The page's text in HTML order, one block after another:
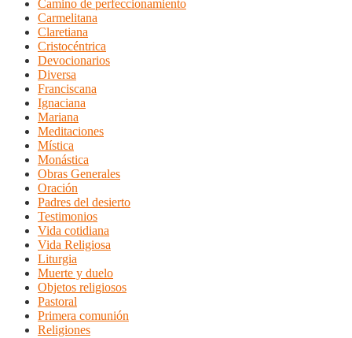
Camino de perfeccionamiento
Carmelitana
Claretiana
Cristocéntrica
Devocionarios
Diversa
Franciscana
Ignaciana
Mariana
Meditaciones
Mística
Monástica
Obras Generales
Oración
Padres del desierto
Testimonios
Vida cotidiana
Vida Religiosa
Liturgia
Muerte y duelo
Objetos religiosos
Pastoral
Primera comunión
Religiones